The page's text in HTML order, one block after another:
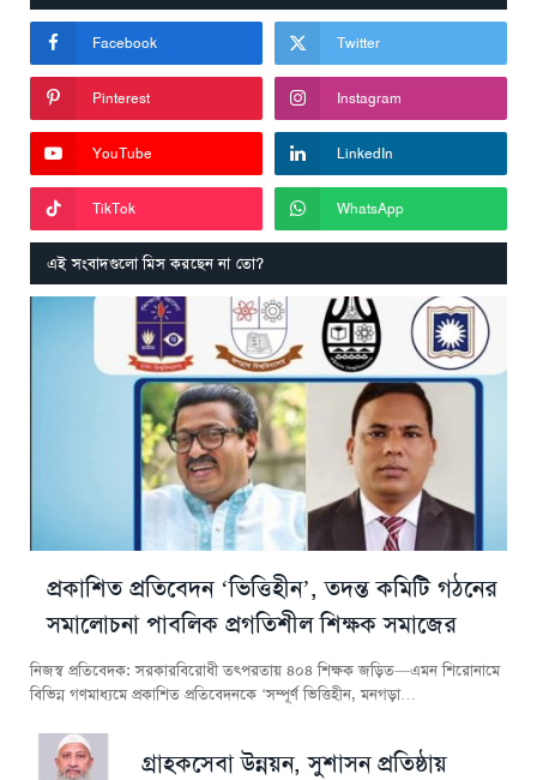
Facebook Twitter
Pinterest Instagram
YouTube LinkedIn
TikTok WhatsApp
এই সংবাদগুলো মিস করছেন না তো?
প্রকাশিত প্রতিবেদন ‘ভিত্তিহীন’, তদন্ত কমিটি গঠনের
সমালোচনা পাবলিক প্রগতিশীল শিক্ষক সমাজের
নিজস্ব প্রতিবেদক: সরকারবিরোধী তৎপরতায় ৪০৪ শিক্ষক জড়িত—এমন শিরোনামে
বিভিন্ন গণমাধ্যমে প্রকাশিত প্রতিবেদনকে ‘সম্পূর্ণ ভিত্তিহীন, মনগড়া…
গ্রাহকসেবা উন্নয়ন, সুশাসন প্রতিষ্ঠায়